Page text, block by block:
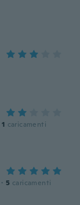
1 caricamenti
· 5 caricamenti